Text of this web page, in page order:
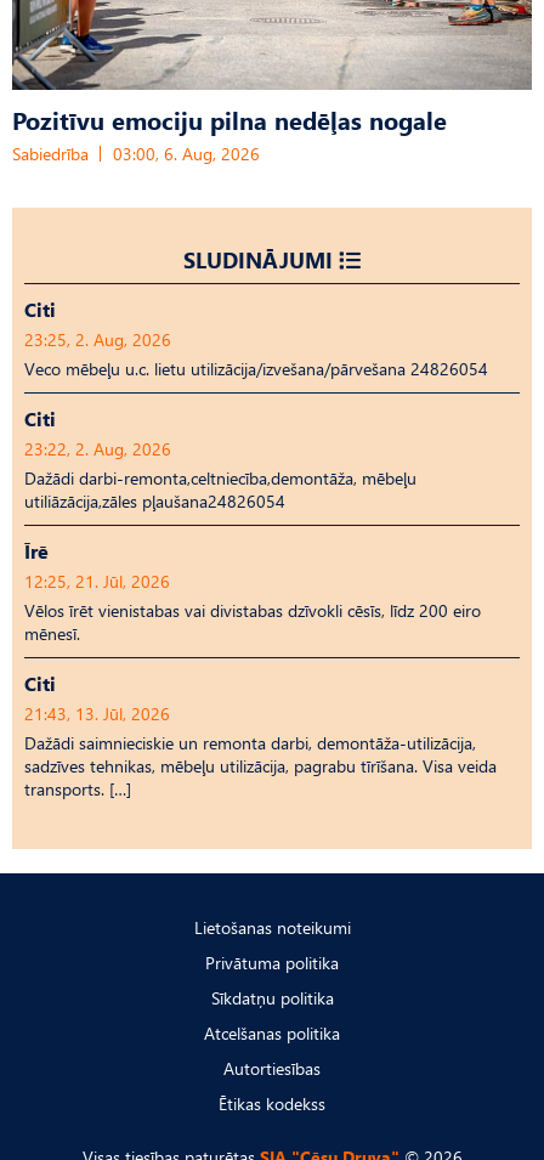
Pozitīvu emociju pilna nedēļas nogale
Sabiedrība 03:00, 6. Aug, 2026
SLUDINĀJUMI
Citi
23:25, 2. Aug, 2026
Veco mēbeļu u.c. lietu utilizācija/izvešana/pārvešana 24826054
Citi
23:22, 2. Aug, 2026
Dažādi darbi-remonta,celtniecība,demontāža, mēbeļu
utiliāzācija,zāles pļaušana24826054
Īrē
12:25, 21. Jūl, 2026
Vēlos īrēt vienistabas vai divistabas dzīvokli cēsīs, līdz 200 eiro
mēnesī.
Citi
21:43, 13. Jūl, 2026
Dažādi saimnieciskie un remonta darbi, demontāža-utilizācija,
sadzīves tehnikas, mēbeļu utilizācija, pagrabu tīrīšana. Visa veida
transports. […]
Lietošanas noteikumi
Privātuma politika
Sīkdatņu politika
Atcelšanas politika
Autortiesības
Ētikas kodekss